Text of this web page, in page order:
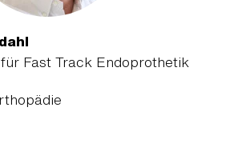
Fast Track Endoprothetik